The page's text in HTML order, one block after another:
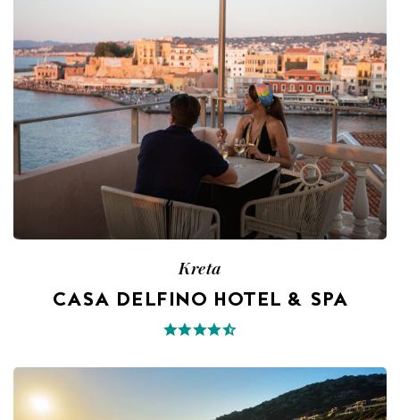
Kreta
CASA DELFINO HOTEL & SPA